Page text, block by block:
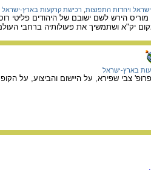
ויהדות התפוצות רכישת קרקעות בארץ-ישראל
הירש לשם ישובם של היהודים
יק"א ושתמשיך את פעולותיה ברחבי
בארץ-ישראל
צבי שפירא, על היישום והביצוע, על